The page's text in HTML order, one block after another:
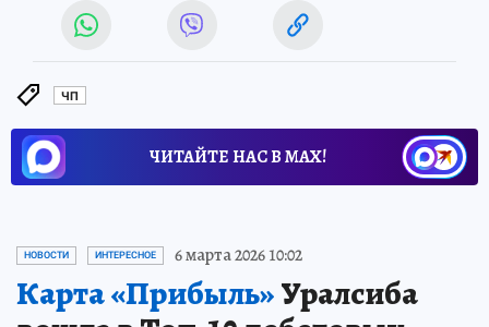
ЧП
ЧИТАЙТЕ НАС В МАХ!
НОВОСТИ ИНТЕРЕСНОЕ 6 марта 2026 10:02
Карта «Прибыль»Уралсиба